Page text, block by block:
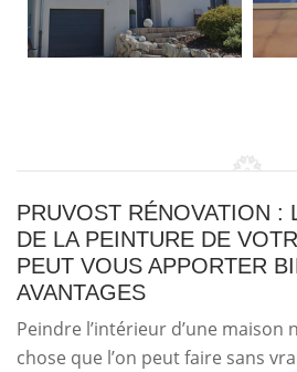
PRUVOST RÉNOVATION :
DE LA PEINTURE DE
PEUT VOUS APPORTER
AVANTAGES
Peindre l’intérieur d’une maison
chose que l’on peut faire sans